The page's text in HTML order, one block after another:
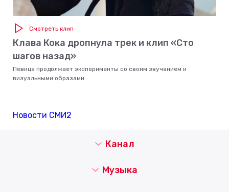
Смотреть клип
Клава Кока дропнула трек и клип «Сто
шагов назад»
Певица продолжает эксперименты со своим звучанием и
визуальными образами.
Новости СМИ2
Канал
Музыка